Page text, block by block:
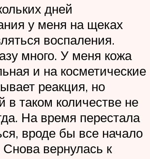
дней
у меня на щеках
воспаления.
много. У меня кожа
и на косметические
реакция, но
в таком количестве не
На время перестала
вроде бы все начало
Снова вернулась к